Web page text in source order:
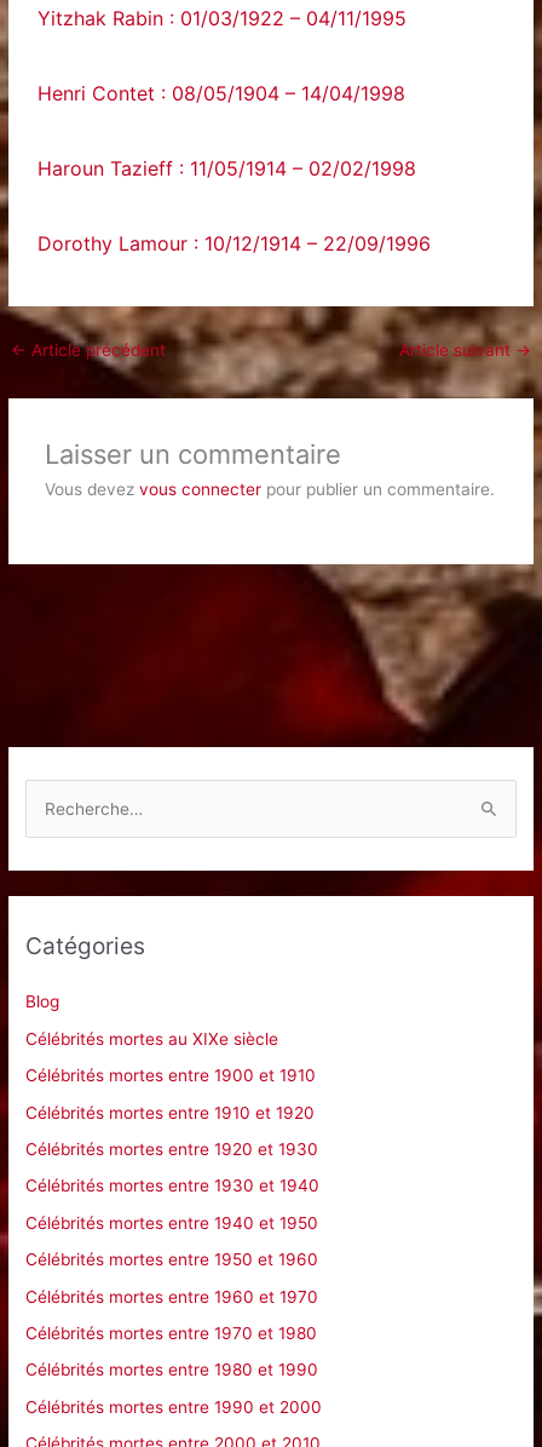
Yitzhak Rabin : 01/03/1922 – 04/11/1995
Henri Contet : 08/05/1904 – 14/04/1998
Haroun Tazieff : 11/05/1914 – 02/02/1998
Dorothy Lamour : 10/12/1914 – 22/09/1996
← Article précédent Article suivant →
Laisser un commentaire
Vous devez vous connecterpour publier un commentaire.
h
r
:
Catégories
Blog
Célébrités mortes au XIXe siècle
Célébrités mortes entre 1900 et 1910
Célébrités mortes entre 1910 et 1920
Célébrités mortes entre 1920 et 1930
Célébrités mortes entre 1930 et 1940
Célébrités mortes entre 1940 et 1950
Célébrités mortes entre 1950 et 1960
Célébrités mortes entre 1960 et 1970
Célébrités mortes entre 1970 et 1980
Célébrités mortes entre 1980 et 1990
Célébrités mortes entre 1990 et 2000